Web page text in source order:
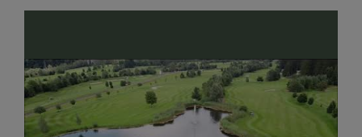
und Lamas!
Kinderermäßigung! Greenfeeermäßigungen!
Für Tagungen/Schulungen in einer natürlichen